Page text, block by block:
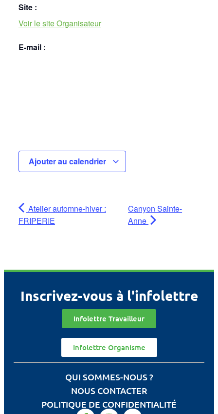
Site :
Voir le site Organisateur
E-mail :
Ajouter au calendrier
Atelier automne-hiver :
FRIPERIE
Canyon Sainte-
Anne
Inscrivez-vous à l'infolettre
Infolettre Travailleur
Infolettre Organisme
QUI SOMMES-NOUS ?
NOUS CONTACTER
POLITIQUE DE CONFIDENTIALITÉ